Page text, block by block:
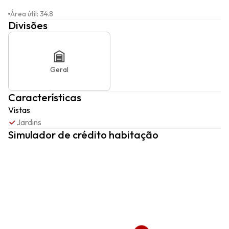
Área útil: 34.8
Divisões
Geral
Características
Vistas
Jardins
Simulador de crédito habitação